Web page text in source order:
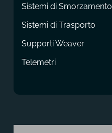
Sistemi di Smorzamento
Sistemi di Trasporto
Supporti Weaver
Telemetri